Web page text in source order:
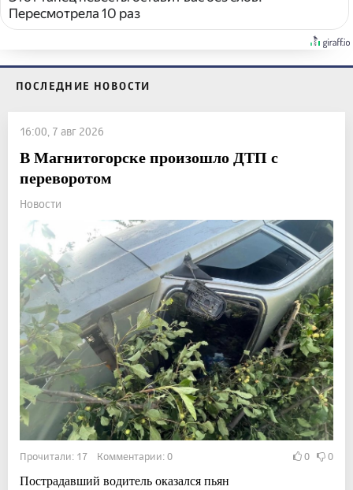
Пересмотрела 10 раз
ПОСЛЕДНИЕ НОВОСТИ
16:00, 7 авг 2026
В Магнитогорске произошло ДТП с
переворотом
Новости
Прочитали: 17 Комментарии: 0 0 0
Пострадавший водитель оказался пьян